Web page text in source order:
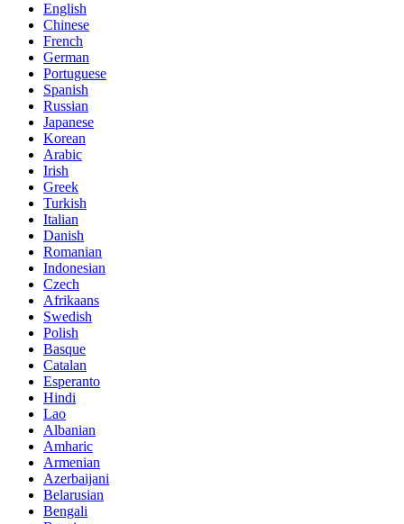
English
Chinese
French
German
Portuguese
Spanish
Russian
Japanese
Korean
Arabic
Irish
Greek
Turkish
Italian
Danish
Romanian
Indonesian
Czech
Afrikaans
Swedish
Polish
Basque
Catalan
Esperanto
Hindi
Lao
Albanian
Amharic
Armenian
Azerbaijani
Belarusian
Bengali